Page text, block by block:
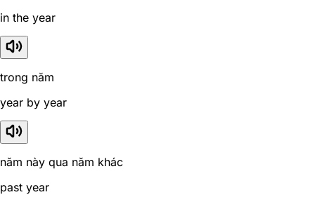
in the year
trong năm
year by year
năm này qua năm khác
past year